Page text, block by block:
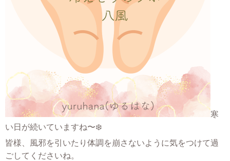
寒
い日が続いていますね〜❄️
皆様、風邪を引いたり体調を崩さないように気をつけて過
ごしてくださいね。